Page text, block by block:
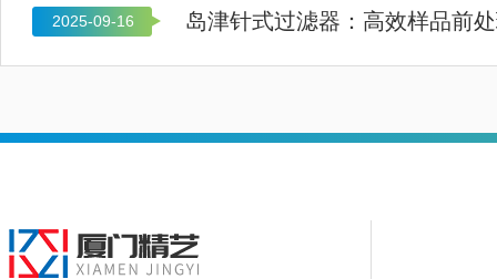
2025-09-16 岛津针式过滤器：高效样品前